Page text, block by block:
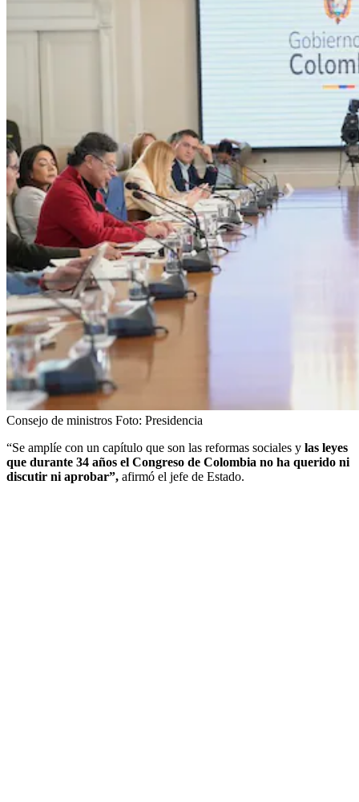
Consejo de ministros Foto: Presidencia
“Se amplíe con un capítulo que son las reformas sociales y las leyes
que durante 34 años el Congreso de Colombia no ha querido ni
discutir ni aprobar”, afirmó el jefe de Estado.